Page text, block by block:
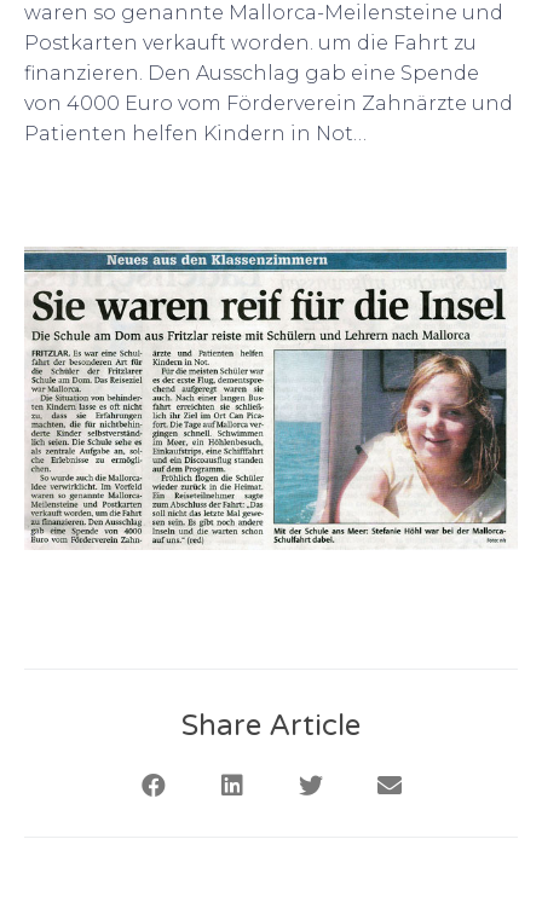
waren so genannte Mallorca-Meilensteine und
Postkarten verkauft worden. um die Fahrt zu
finanzieren. Den Ausschlag gab eine Spende
von 4000 Euro vom Förderverein Zahnärzte und
Patienten helfen Kindern in Not…
Share Article